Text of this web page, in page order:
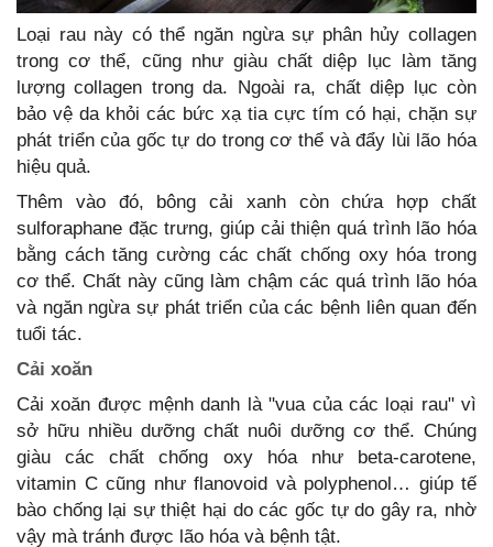
Loại rau này có thể ngăn ngừa sự phân hủy collagen
trong cơ thể, cũng như giàu chất diệp lục làm tăng
lượng collagen trong da. Ngoài ra, chất diệp lục còn
bảo vệ da khỏi các bức xạ tia cực tím có hại, chặn sự
phát triển của gốc tự do trong cơ thể và đẩy lùi lão hóa
hiệu quả.
Thêm vào đó, bông cải xanh còn chứa hợp chất
sulforaphane đặc trưng, giúp cải thiện quá trình lão hóa
bằng cách tăng cường các chất chống oxy hóa trong
cơ thể. Chất này cũng làm chậm các quá trình lão hóa
và ngăn ngừa sự phát triển của các bệnh liên quan đến
tuổi tác.
Cải xoăn
Cải xoăn được mệnh danh là "vua của các loại rau" vì
sở hữu nhiều dưỡng chất nuôi dưỡng cơ thể. Chúng
giàu các chất chống oxy hóa như beta-carotene,
vitamin C cũng như flanovoid và polyphenol… giúp tế
bào chống lại sự thiệt hại do các gốc tự do gây ra, nhờ
vậy mà tránh được lão hóa và bệnh tật.